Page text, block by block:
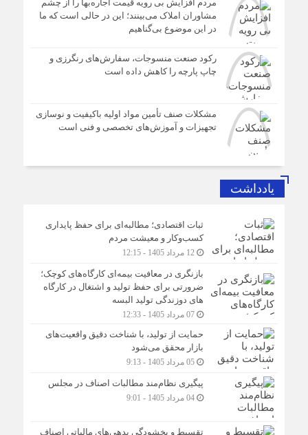
مردم افزایش بی رویه قیمت اجاره‌بها را از چشم
مشاوران املاک می‌بینند؛ این در حالی است که ما
در این موضوع بی‌گناهیم
رکود صنعت منسوجات، سفارش‌های رنگرزی و
چاپ پارچه را کاهش داده است
مشکلات صنف تأمین مواد اولیه باکیفیت و نوسازی
تجهیزات و آموزش‌های تخصصی و فنی است
یادداشت
ثبات اقتصادی؛ مطالبه‌ای برای حفظ پایداری
کسب‌وکار و معیشت مردم
12 مرداد 1405 - 12:15
بازنگری در معافیت بیمه‌ای کارگاه‌های کوچک؛
ضرورتی برای حفظ تولید و اشتغال در کارگاه
های دوزندگی تولید البسه
07 مرداد 1405 - 12:33
حمایت از تولید، با شناخت دقیق واقعیت‌های
بازار محقق می‌شود
05 مرداد 1405 - 9:13
پیگیری نظام‌مند مطالبات اصناف در مجلس
04 مرداد 1405 - 9:01
تقسیط و بخشودگی بدهی‌های مالیاتی اصناف